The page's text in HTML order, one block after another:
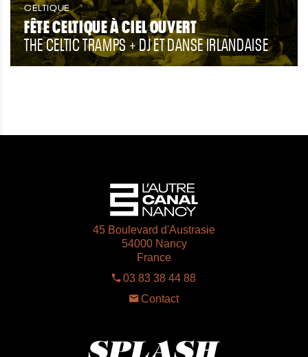
CELTIQUE
FÊTE CELTIQUE À CIEL OUVERT
THE CELTIC TRAMPS + DJ ET DANSE IRLANDAISE
45 Boulevard d'Austrasie
54000 Nancy
France
03 83 38 44 88
Contact